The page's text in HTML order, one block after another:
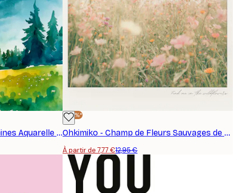
Ohkimiko - Montagnes Sereines Aquarelle Affiche
-40%*
Ohkimiko - Champ de Fleurs Sauvages de Rêve Affiche
À partir de 7,77 €12,95 €